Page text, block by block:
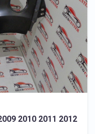
2010 2011 2012